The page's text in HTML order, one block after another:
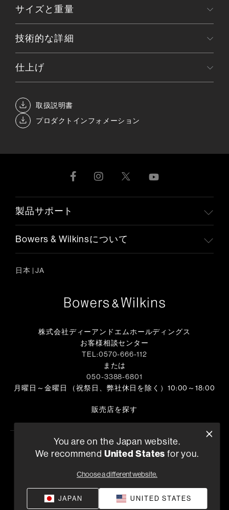
取扱説明書
プロダクトインフォメーション
サイズと重量
技術的な詳細
仕上げ
製品サポート
Bowers & Wilkinsについて
日本 | JA
株式会社ディーアンドエムホールディングス
お客様相談センター
TEL:0570-666-112
または
050-3388-6801
月曜日～金曜日 （祝祭日、弊社休日を除く）10:00～18:00
販売店を探す
プライバシーポリシーコンプライアンス供給条件©2026
じます。
You are on the Japan website.
We recommend United States for you.
Choose a different website.
JAPAN UNITED STATES